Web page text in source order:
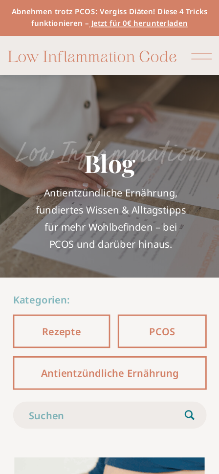
Abnehmen trotz PCOS: Vergiss Diäten! Diese 4 Tricks
funktionieren – Jetzt für 0€ herunterladen
Low Inflammation
Blog
Antientzündliche Ernährung,
fundiertes Wissen & Alltagstipps
für mehr Wohlbefinden – bei
PCOS und darüber hinaus.
Search
for:
PCOS
Rezepte
Antientzündliche Ernährung
Search
for: